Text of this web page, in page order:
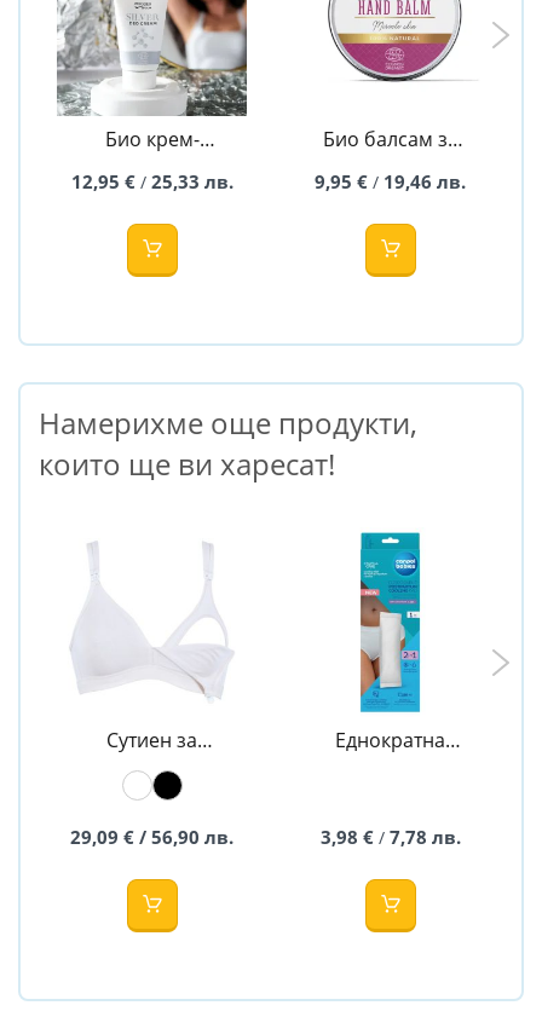
Био крем-
сребро - Wooden
12,95 €/ 25,33 лв.
Био балсам за
- Wooden Spoon
9,95 € / 19,46 лв.
Намерихме още продукти,
които ще ви харесат!
Сутиен за
кърмачки
Органичен
29,09 € / 56,90 лв.
Еднократна
Canpol babies
3,98 €/ 7,78 лв.